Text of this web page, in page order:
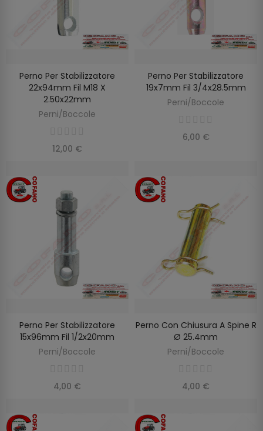
AGGIUNGI AL CARRELLO
Perno Per Stabilizzatore
22x94mm Fil M18 X
2.50x22mm
Perni/Boccole
12,00 €
AGGIUNGI AL CARRELLO
Perno Per Stabilizzatore
19x7mm Fil 3/4x28.5mm
Perni/Boccole
6,00 €
AGGIUNGI AL CARRELLO
Perno Per Stabilizzatore
15x96mm Fil 1/2x20mm
Perni/Boccole
4,00 €
AGGIUNGI AL CARRELLO
Perno Con Chiusura A Spine R
Ø 25.4mm
Perni/Boccole
4,00 €